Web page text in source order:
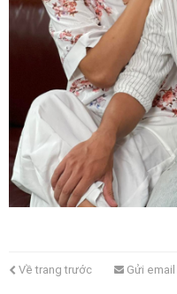
Về trang trước Gửi email